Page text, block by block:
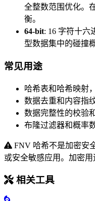
全整数范围优化。
衡。
64-bit: 16 字符十六
型数据集中的碰撞
常见用途
哈希表和哈希映射
数据去重和内容指
数据完整性的校验
布隆过滤器和概率
FNV 哈希不是加密安
或安全敏感应用。加密用
相关工具